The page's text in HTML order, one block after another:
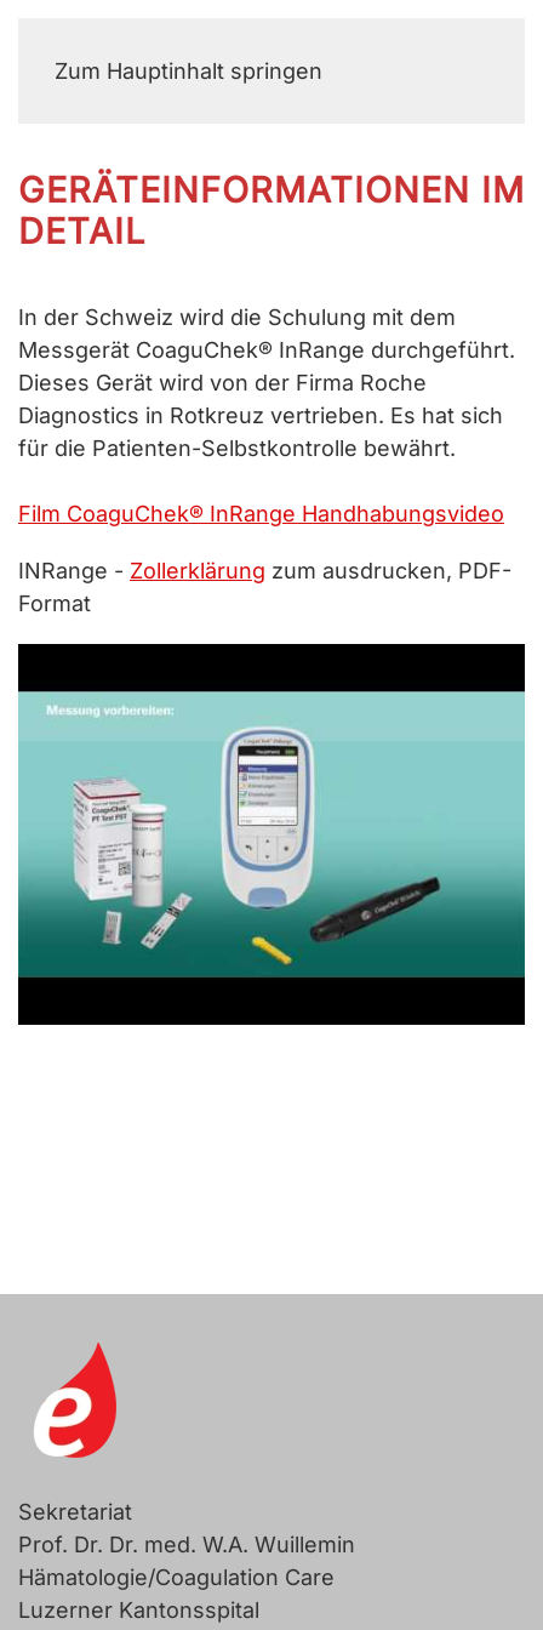
Zum Hauptinhalt springen
GERÄTEINFORMATIONEN IM
DETAIL
In der Schweiz wird die Schulung mit dem
Messgerät CoaguChek® InRange durchgeführt.
Dieses Gerät wird von der Firma Roche
Diagnostics in Rotkreuz vertrieben. Es hat sich
für die Patienten-Selbstkontrolle bewährt.
Film CoaguChek® InRange Handhabungsvideo
INRange - Zollerklärung zum ausdrucken, PDF-
Format
Sekretariat
Prof. Dr. Dr. med. W.A. Wuillemin
Hämatologie/Coagulation Care
Luzerner Kantonsspital